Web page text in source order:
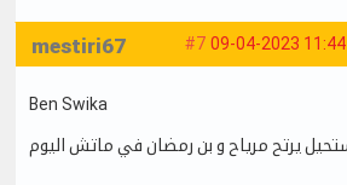
#7 09-04-2023 11:44
mestiri67
Ben Swika